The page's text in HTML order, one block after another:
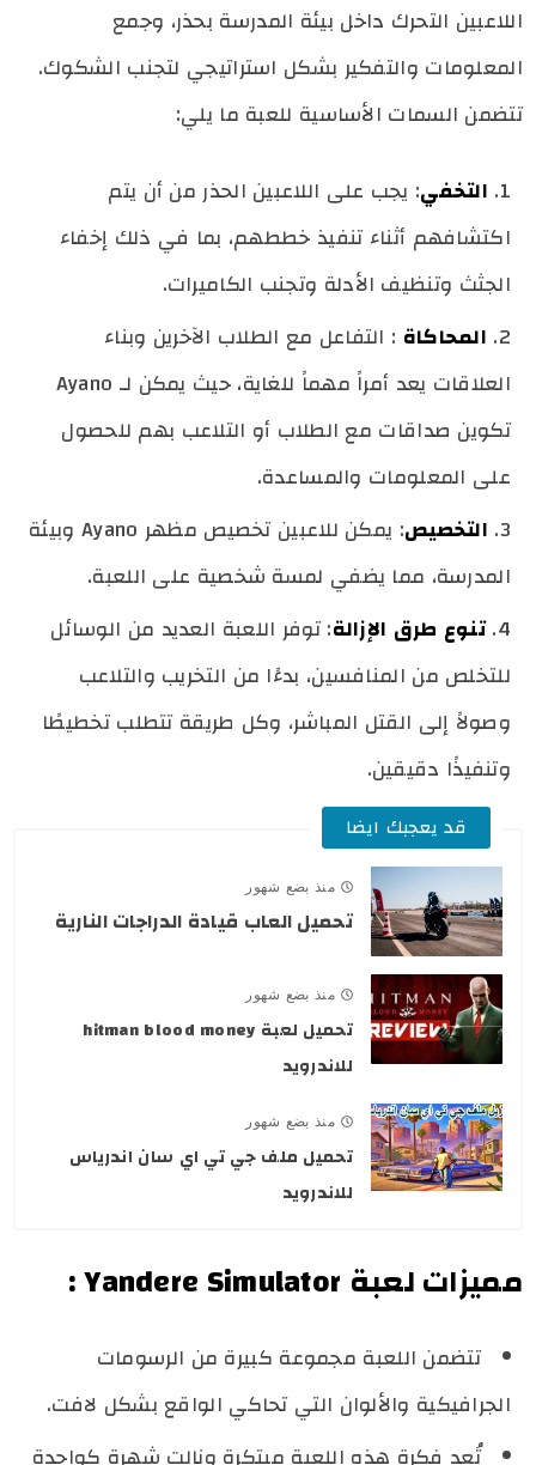
اللاعبين التحرك داخل بيئة المدرسة بحذر، وجمع
المعلومات والتفكير بشكل استراتيجي لتجنب الشكوك.
تتضمن السمات الأساسية للعبة ما يلي:
التخفي: يجب على اللاعبين الحذر من أن يتم
اكتشافهم أثناء تنفيذ خططهم، بما في ذلك إخفاء
الجثث وتنظيف الأدلة وتجنب الكاميرات.
المحاكاة : التفاعل مع الطلاب الآخرين وبناء
العلاقات يعد أمراً مهماً للغاية، حيث يمكن لـ Ayano
تكوين صداقات مع الطلاب أو التلاعب بهم للحصول
على المعلومات والمساعدة.
التخصيص
: يمكن للاعبين تخصيص مظهر Ayano وبيئة
المدرسة، مما يضفي لمسة شخصية على اللعبة.
تنوع طرق الإزالة: توفر اللعبة العديد من الوسائل
للتخلص من المنافسين، بدءًا من التخريب والتلاعب
وصولاً إلى القتل المباشر، وكل طريقة تتطلب تخطيطًا
وتنفيذًا دقيقين.
قد يعجبك ايضا
منذ بضع شهور
تحميل العاب قيادة الدراجات النارية
منذ بضع شهور
تحميل لعبة hitman blood money
للاندرويد
منذ بضع شهور
تحميل ملف جي تي اي سان اندرياس
للاندرويد
مميزات لعبة Yandere Simulator :
تتضمن اللعبة مجموعة كبيرة من الرسومات
الجرافيكية والألوان التي تحاكي الواقع بشكل لافت.
تُعد فكرة هذه اللعبة مبتكرة ونالت شهرة كواحدة